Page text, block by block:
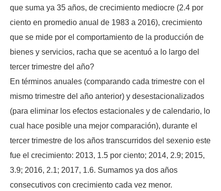
que suma ya 35 años, de crecimiento mediocre (2.4 por
ciento en promedio anual de 1983 a 2016), crecimiento
que se mide por el comportamiento de la producción de
bienes y servicios, racha que se acentuó a lo largo del
tercer trimestre del año?
En términos anuales (comparando cada trimestre con el
mismo trimestre del año anterior) y desestacionalizados
(para eliminar los efectos estacionales y de calendario, lo
cual hace posible una mejor comparación), durante el
tercer trimestre de los años transcurridos del sexenio este
fue el crecimiento: 2013, 1.5 por ciento; 2014, 2.9; 2015,
3.9; 2016, 2.1; 2017, 1.6. Sumamos ya dos años
consecutivos con crecimiento cada vez menor.